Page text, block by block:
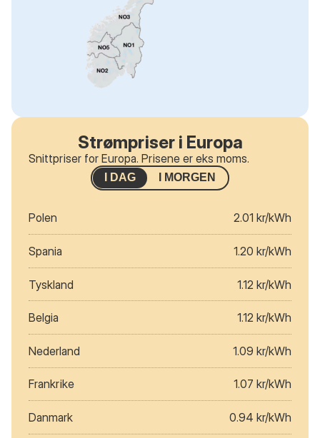
Strømpriser i Europa
Snittpriser for Europa. Prisene er eks moms.
I DAG I MORGEN
Polen 2.01 kr/kWh
Spania 1.20 kr/kWh
Tyskland 1.12 kr/kWh
Belgia 1.12 kr/kWh
Nederland 1.09 kr/kWh
Frankrike 1.07 kr/kWh
Danmark 0.94 kr/kWh